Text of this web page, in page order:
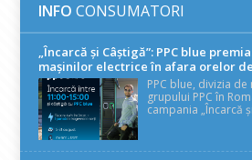
INFO CONSUMATORI
„Încarcă și Câștigă”: PPC blue
mașinilor electrice în afara orelor
PPC blue, divizia
grupului PPC în
campania „Încarcă